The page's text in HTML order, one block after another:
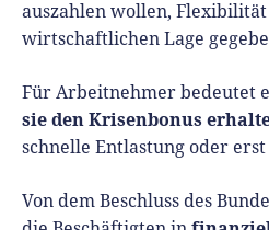
auszahlen wollen,
wirtschaftlichen Lage
Für Arbeitnehmer bedeutet
sie den Krisenbonus
schnelle Entlastung oder
Von dem Beschluss des